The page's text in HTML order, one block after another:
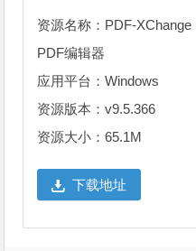
资源名称：PDF-
PDF编辑器
应用平台：Windows
资源版本：v9.5.366
资源大小：65.1M
下载地址